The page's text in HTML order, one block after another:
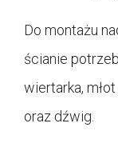
Do montażu
ścianie
wiertarka,
oraz dźwig.